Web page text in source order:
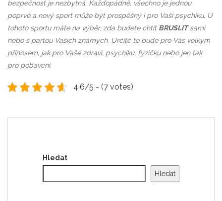
bezpečnost je nezbytná. Každopádně, všechno je jednou
poprvé a nový sport může být prospěšný i pro Vaši psychiku. U
tohoto sportu máte na výběr, zda budete chtít BRUSLITsami
nebo s partou Vašich známých. Určitě to bude pro Vás velkým
přínosem, jak pro Vaše zdraví, psychiku, fyzičku nebo jen tak
pro pobavení.
4.6/5 - (7 votes)
Hledat
Hledat